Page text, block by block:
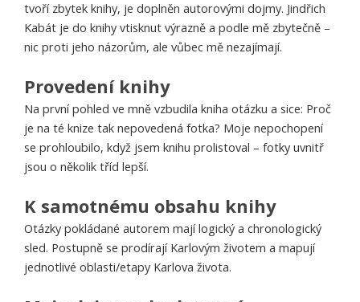
tvoří zbytek knihy, je doplněn autorovými dojmy. Jindřich
Kabát je do knihy vtisknut výrazně a podle mě zbytečně –
nic proti jeho názorům, ale vůbec mě nezajímají.
Provedení knihy
Na první pohled ve mně vzbudila kniha otázku a sice: Proč
je na té knize tak nepovedená fotka? Moje nepochopení
se prohloubilo, když jsem knihu prolistoval – fotky uvnitř
jsou o několik tříd lepší.
K samotnému obsahu knihy
Otázky pokládané autorem mají logický a chronologický
sled. Postupně se prodírají Karlovým životem a mapují
jednotlivé oblasti/etapy Karlova života.